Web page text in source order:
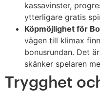
kassavinster,
ytterligare gratis
Köpmöjlighet för
vägen till klimax
bonusrundan. Det
skänker spelaren
Trygghet